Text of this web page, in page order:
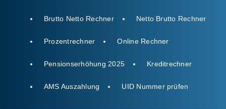
Brutto Netto Rechner Netto Brutto Rechner
Prozentrechner Online Rechner
Pensionserhöhung 2025 Kreditrechner
AMS Auszahlung UID Nummer prüfen